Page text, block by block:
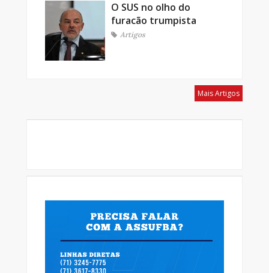
O SUS no olho do
furacão trumpista
Artigos
Mais Artigos